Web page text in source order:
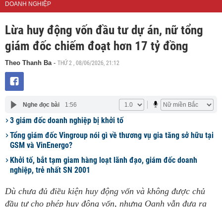
DOANH NGHIỆP
Lừa huy động vốn đầu tư dự án, nữ tổng
giám đốc chiếm đoạt hơn 17 tỷ đồng
Theo Thanh Ba- THỨ 2 , 08/06/2026, 21:12
Nghe đọc bài 1:56
3 giám đốc doanh nghiệp bị khởi tố
Tổng giám đốc Vingroup nói gì về thương vụ gia tăng sở hữu tại
GSM và VinEnergo?
Khởi tố, bắt tạm giam hàng loạt lãnh đạo, giám đốc doanh
nghiệp, trẻ nhất SN 2001
Dù chưa đủ điều kiện huy động vốn và không được chủ
đầu tư cho phép huy động vốn, nhưng Oanh vẫn đưa ra